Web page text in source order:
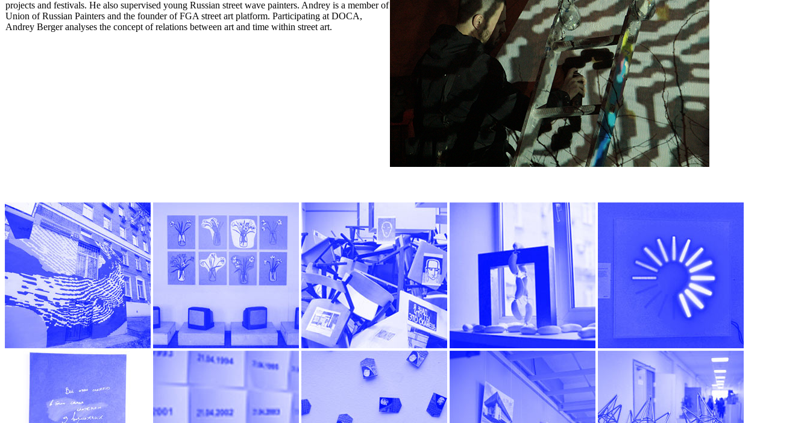
projects and festivals. He also supervised young Russian street wave painters. Andrey is a member of
Union of Russian Painters and the founder of FGA street art platform. Participating at DOCA,
Andrey Berger analyses the concept of relations between art and time within street art.